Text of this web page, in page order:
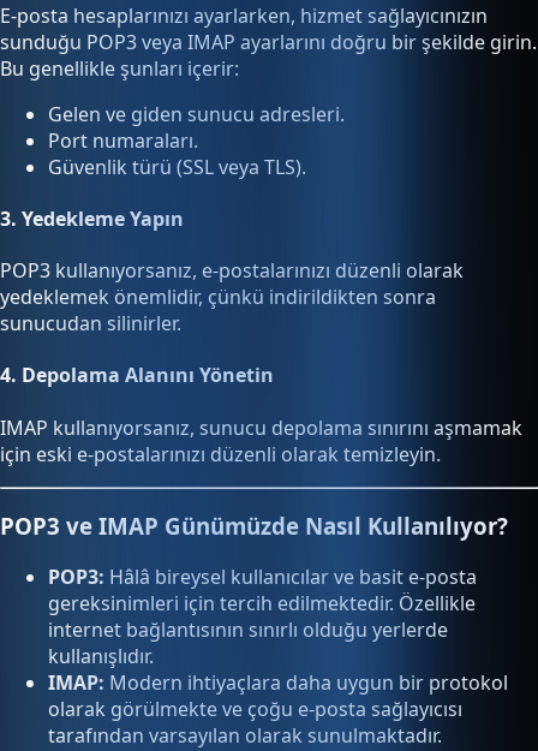
E-posta hesaplarınızı ayarlarken, hizmet sağlayıcınızın
sunduğu POP3 veya IMAP ayarlarını doğru bir şekilde girin.
Bu genellikle şunları içerir:
Gelen ve giden sunucu adresleri.
Port numaraları.
Güvenlik türü (SSL veya TLS).
3. Yedekleme Yapın
POP3 kullanıyorsanız, e-postalarınızı düzenli olarak
yedeklemek önemlidir, çünkü indirildikten sonra
sunucudan silinirler.
4. Depolama Alanını Yönetin
IMAP kullanıyorsanız, sunucu depolama sınırını aşmamak
için eski e-postalarınızı düzenli olarak temizleyin.
POP3 ve IMAP Günümüzde Nasıl Kullanılıyor?
POP3: Hâlâ bireysel kullanıcılar ve basit e-posta
gereksinimleri için tercih edilmektedir. Özellikle
internet bağlantısının sınırlı olduğu yerlerde
kullanışlıdır.
IMAP: Modern ihtiyaçlara daha uygun bir protokol
olarak görülmekte ve çoğu e-posta sağlayıcısı
tarafından varsayılan olarak sunulmaktadır.